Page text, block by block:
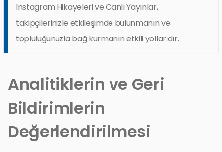
Instagram Hikayeleri ve Canlı Yayınlar,
takipçilerinizle etkileşimde bulunmanın ve
topluluğunuzla bağ kurmanın etkili yollarıdır.
Analitiklerin ve Geri
Bildirimlerin
Değerlendirilmesi